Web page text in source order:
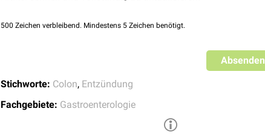
CMV-Kolitis
500 Zeichen verbleibend. Mindestens 5 Zeichen benötigt.
Absenden
Stichworte: Colon, Entzündung
Fachgebiete: Gastroenterologie